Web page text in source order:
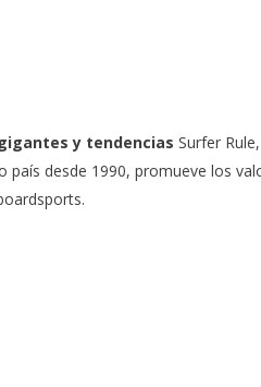
y tendencias Surfer
país desde 1990, promueve los